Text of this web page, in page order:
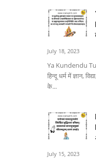
July 18, 2023
Ya Kundendu
हिन्दू धर्म में ज्ञान,
के...
July 15, 2023